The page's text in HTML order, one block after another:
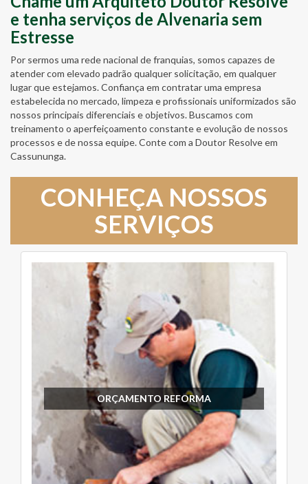
e tenha serviços de Alvenaria sem
Estresse
Por sermos uma rede nacional de franquias, somos capazes de
atender com elevado padrão qualquer solicitação, em qualquer
lugar que estejamos. Confiança em contratar uma empresa
estabelecida no mercado, limpeza e profissionais uniformizados são
nossos principais diferenciais e objetivos. Buscamos com
treinamento o aperfeiçoamento constante e evolução de nossos
processos e de nossa equipe. Conte com a Doutor Resolve em
Cassununga.
CONHEÇA NOSSOS
SERVIÇOS
ORÇAMENTO REFORMA